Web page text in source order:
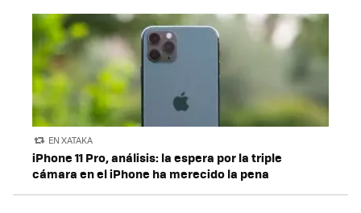
EN XATAKA
iPhone 11 Pro, análisis: la espera por la triple
cámara en el iPhone ha merecido la pena